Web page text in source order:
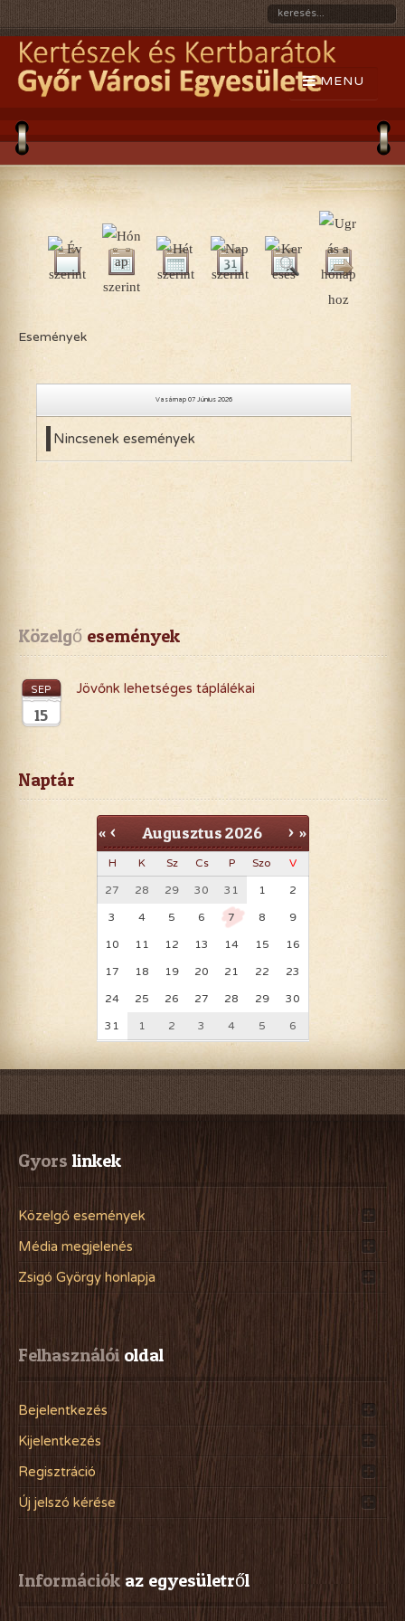
Események
Vasárnap 07 Június 2026
Nincsenek események
Közelgő események
SEP
15
Jövőnk lehetséges táplálékai
Naptár
« < Augusztus2026 > »
H K Sz Cs P Szo V
27 28 29 30 31 1 2
3 4 5 6 7 8 9
10 11 12 13 14 15 16
17 18 19 20 21 22 23
24 25 26 27 28 29 30
31 1 2 3 4 5 6
Gyors linkek
Közelgő események
Média megjelenés
Zsigó György honlapja
Felhasználói oldal
Bejelentkezés
Kijelentkezés
Regisztráció
Új jelszó kérése
Információk az egyesületről